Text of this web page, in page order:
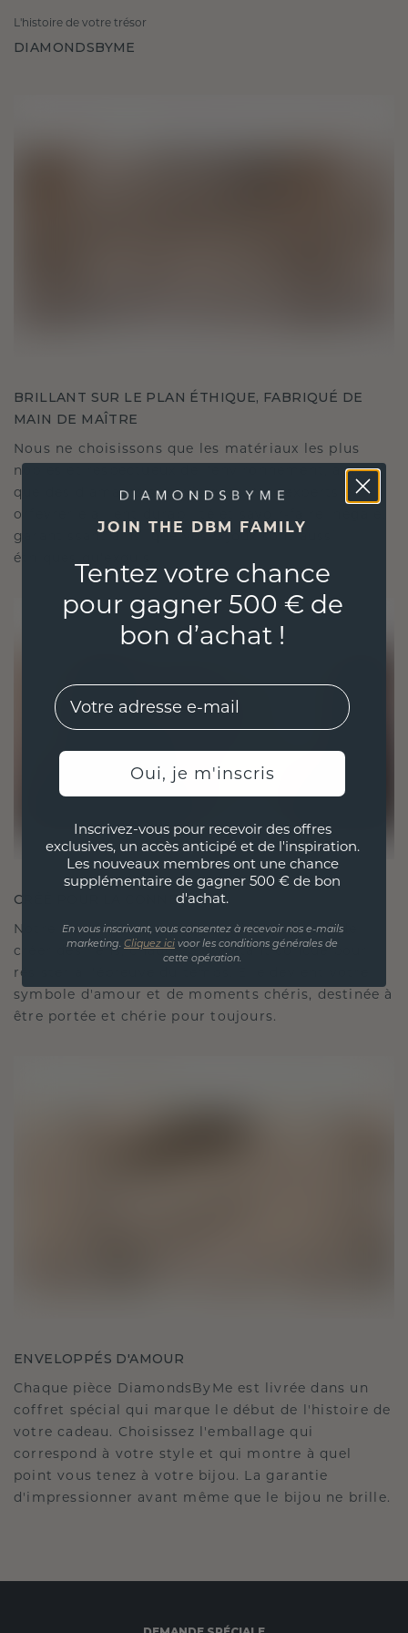
L'histoire de votre trésor
DIAMONDSBYME
BRILLANT SUR LE PLAN ÉTHIQUE, FABRIQUÉ DE
MAIN DE MAÎTRE
Nous ne choisissons que les matériaux les plus
nobles et respectueux de l'environnement, ainsi
que des diamants synthétiques. Nos experts en
orfèvrerie allient durabilité et savoir-faire inégalé,
garantissant ainsi que vos bijoux sont aussi
éthiques qu'exquis.
CRÉÉ POUR LA CONNEXION
Notre philosophie en matière de design est de
créer des liens, chaque pièce étant conçue pour
résister à l'épreuve du temps. Elle devient votre
symbole d'amour et de moments chéris, destinée à
être portée et chérie pour toujours.
ENVELOPPÉS D'AMOUR
Chaque pièce DiamondsByMe est livrée dans un
coffret spécial qui marque le début de l'histoire de
votre cadeau. Choisissez l'emballage qui
correspond à votre style et qui montre à quel
point vous tenez à votre bijou. La garantie
d'impressionner avant même que le bijou ne brille.
JOIN THE DBM FAMILY
Tentez votre chance
pour gagner 500 € de
bon d’achat !
EMail
Oui, je m'inscris
Inscrivez-vous pour recevoir des offres
exclusives, un accès anticipé et de l'inspiration.
Les nouveaux membres ont une chance
supplémentaire de gagner 500 € de bon
d'achat.
En vous inscrivant, vous consentez à recevoir nos e-mails
marketing. Cliquez ici voor les conditions générales de
cette opération.